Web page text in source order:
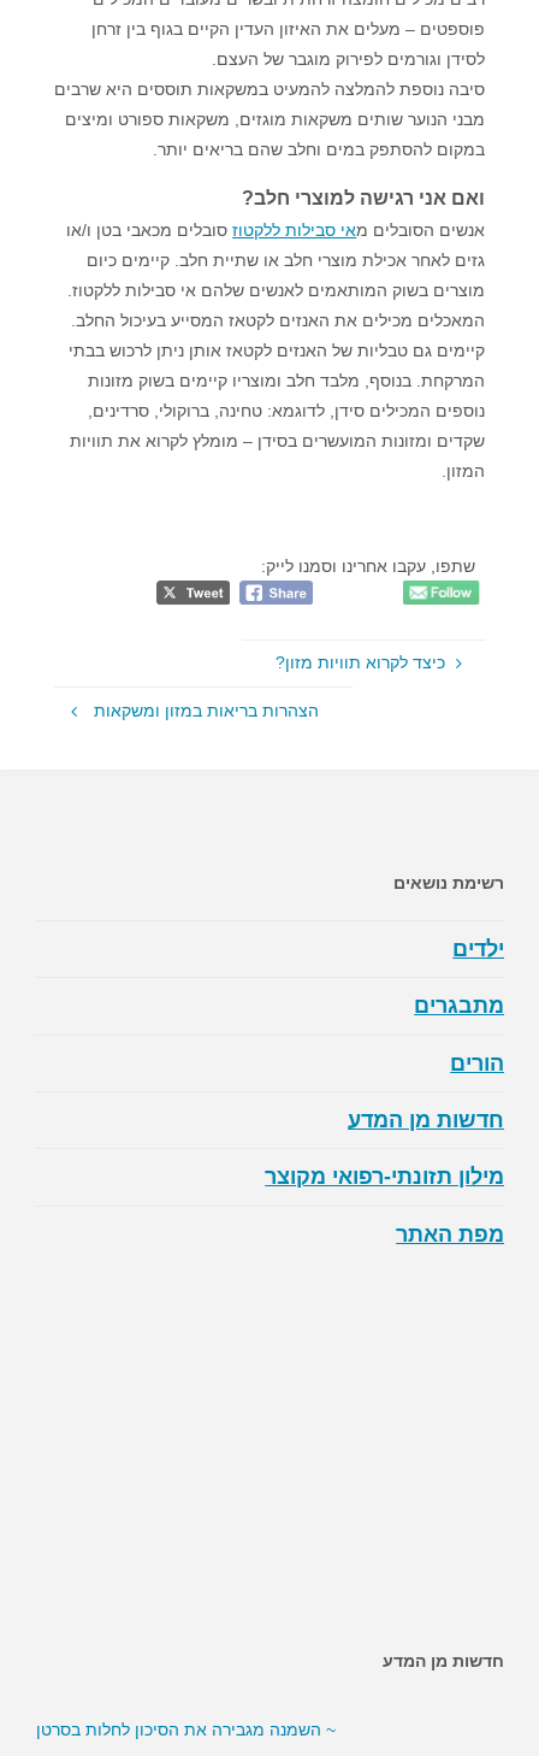
פוספטים – מעלים את האיזון העדין הקיים בגוף בין זרחן
לסידן וגורמים לפירוק מוגבר של העצם.
סיבה נוספת להמלצה להמעיט במשקאות תוססים היא שרבים
מבני הנוער שותים משקאות מוגזים, משקאות ספורט ומיצים
במקום להסתפק במים וחלב שהם בריאים יותר.
ואם אני רגישה למוצרי חלב?
אנשים הסובלים מאי סבילות ללקטוזסובלים מכאבי בטן ו/או
גזים לאחר אכילת מוצרי חלב או שתיית חלב. קיימים כיום
מוצרים בשוק המותאמים לאנשים שלהם אי סבילות ללקטוז.
המאכלים מכילים את האנזים לקטאז המסייע בעיכול החלב.
קיימים גם טבליות של האנזים לקטאז אותן ניתן לרכוש בבתי
המרקחת. בנוסף, מלבד חלב ומוצריו קיימים בשוק מזונות
נוספים המכילים סידן, לדוגמא: טחינה, ברוקולי, סרדינים,
שקדים ומזונות המועשרים בסידן – מומלץ לקרוא את תוויות
המזון.
שתפו, עקבו אחרינו וסמנו לייק:
כיצד לקרוא תוויות מזון?
הצהרות בריאות במזון ומשקאות
רשימת נושאים
ילדים
מתבגרים
הורים
חדשות מן המדע
מילון תזונתי-רפואי מקוצר
מפת האתר
חדשות מן המדע
~ השמנה מגבירה את הסיכון לחלות בסרטן